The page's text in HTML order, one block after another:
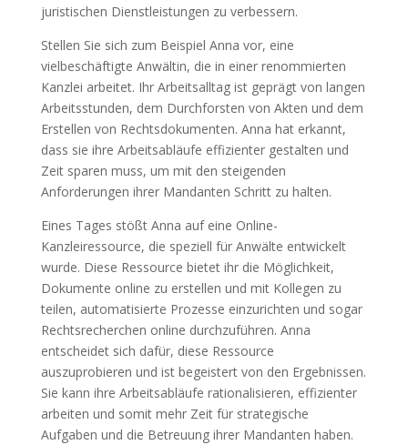
juristischen Dienstleistungen zu verbessern.
Stellen Sie sich zum Beispiel Anna vor, eine
vielbeschäftigte Anwältin, die in einer renommierten
Kanzlei arbeitet. Ihr Arbeitsalltag ist geprägt von langen
Arbeitsstunden, dem Durchforsten von Akten und dem
Erstellen von Rechtsdokumenten. Anna hat erkannt,
dass sie ihre Arbeitsabläufe effizienter gestalten und
Zeit sparen muss, um mit den steigenden
Anforderungen ihrer Mandanten Schritt zu halten.
Eines Tages stößt Anna auf eine Online-
Kanzleiressource, die speziell für Anwälte entwickelt
wurde. Diese Ressource bietet ihr die Möglichkeit,
Dokumente online zu erstellen und mit Kollegen zu
teilen, automatisierte Prozesse einzurichten und sogar
Rechtsrecherchen online durchzuführen. Anna
entscheidet sich dafür, diese Ressource
auszuprobieren und ist begeistert von den Ergebnissen.
Sie kann ihre Arbeitsabläufe rationalisieren, effizienter
arbeiten und somit mehr Zeit für strategische
Aufgaben und die Betreuung ihrer Mandanten haben.